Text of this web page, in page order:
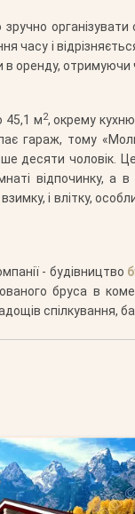
і
оренду, отримуючи
45,1 м2, окрему
гараж, тому
десяти чоловік.
відпочинку, а
і влітку,
- будівництво
бруса в
спілкування,